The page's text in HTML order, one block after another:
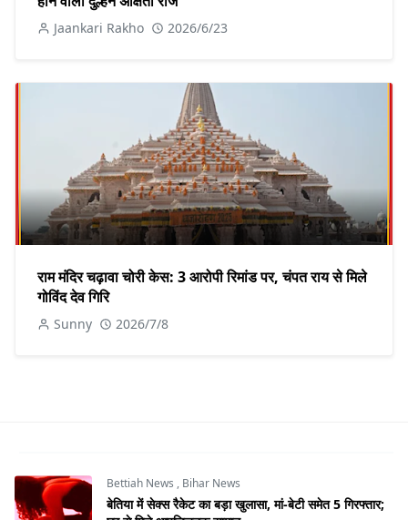
Jaankari Rakho 2026/6/23
राम मंदिर चढ़ावा चोरी केस: 3 आरोपी रिमांड पर, चंपत राय से मिले
गोविंद देव गिरि
Sunny 2026/7/8
Bettiah News , Bihar News
बेतिया में सेक्स रैकेट का बड़ा खुलासा, मां-बेटी समेत 5 गिरफ्तार;